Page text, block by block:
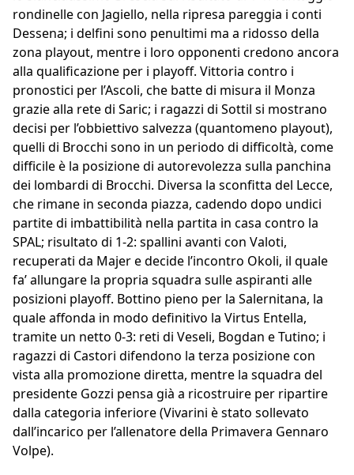
rondinelle con Jagiello, nella ripresa pareggia i conti
Dessena; i delfini sono penultimi ma a ridosso della
zona playout, mentre i loro opponenti credono ancora
alla qualificazione per i playoff. Vittoria contro i
pronostici per l’Ascoli, che batte di misura il Monza
grazie alla rete di Saric; i ragazzi di Sottil si mostrano
decisi per l’obbiettivo salvezza (quantomeno playout),
quelli di Brocchi sono in un periodo di difficoltà, come
difficile è la posizione di autorevolezza sulla panchina
dei lombardi di Brocchi. Diversa la sconfitta del Lecce,
che rimane in seconda piazza, cadendo dopo undici
partite di imbattibilità nella partita in casa contro la
SPAL; risultato di 1-2: spallini avanti con Valoti,
recuperati da Majer e decide l’incontro Okoli, il quale
fa’ allungare la propria squadra sulle aspiranti alle
posizioni playoff. Bottino pieno per la Salernitana, la
quale affonda in modo definitivo la Virtus Entella,
tramite un netto 0-3: reti di Veseli, Bogdan e Tutino; i
ragazzi di Castori difendono la terza posizione con
vista alla promozione diretta, mentre la squadra del
presidente Gozzi pensa già a ricostruire per ripartire
dalla categoria inferiore (Vivarini è stato sollevato
dall’incarico per l’allenatore della Primavera Gennaro
Volpe).